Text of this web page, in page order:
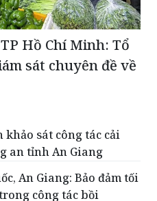
Hồ Chí Minh: Tổ
sát chuyên đề về
khảo sát công tác cải
an tỉnh An Giang
An Giang: Bảo đảm tối
công tác bồi